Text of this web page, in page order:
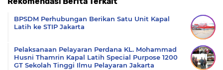
BPSDM Perhubungan Berikan Satu Unit Kapal
Latih ke STIP Jakarta
Pelaksanaan Pelayaran Perdana KL. Mohammad
Husni Thamrin Kapal Latih Special Purpose 1200
GT Sekolah Tinggi Ilmu Pelayaran Jakarta